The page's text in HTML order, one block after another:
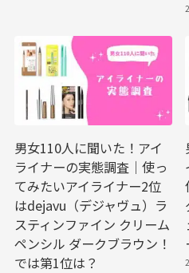
男女110人に聞いた！アイ
ライナーの実態調査｜使っ
てみたいアイライナー2位
はdejavu（デジャヴュ）ラ
スティンファイン クリーム
ペンシル ダークブラウン！
では第1位は？